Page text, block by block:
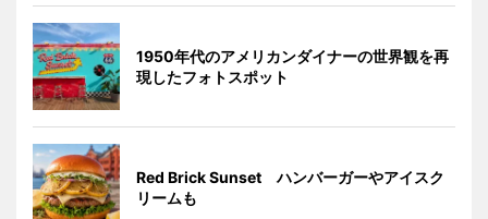
1950年代のアメリカンダイナーの世界観を再
現したフォトスポット
Red Brick Sunset ハンバーガーやアイスク
リームも